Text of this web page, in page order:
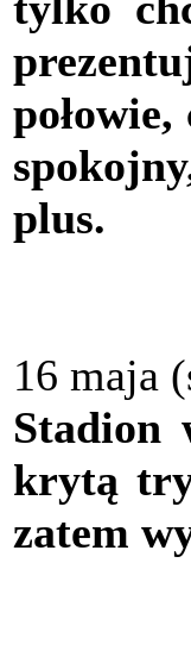
plus.
16 maja
Stadion
krytą
zatem